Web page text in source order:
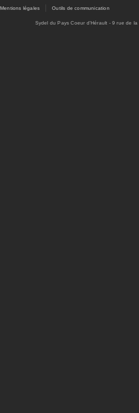
Mentions légales Outils de communication
Sydel du Pays Coeur d'Hérault - 9 rue de